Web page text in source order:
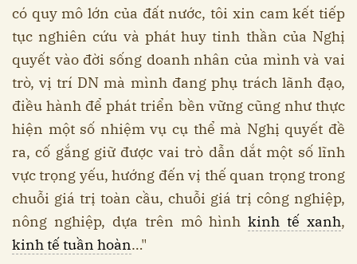
có quy mô lớn của đất nước, tôi xin cam kết tiếp
tục nghiên cứu và phát huy tinh thần của Nghị
quyết vào đời sống doanh nhân của mình và vai
trò, vị trí DN mà mình đang phụ trách lãnh đạo,
điều hành để phát triển bền vững cũng như thực
hiện một số nhiệm vụ cụ thể mà Nghị quyết đề
ra, cố gắng giữ được vai trò dẫn dắt một số lĩnh
vực trọng yếu, hướng đến vị thế quan trọng trong
chuỗi giá trị toàn cầu, chuỗi giá trị công nghiệp,
nông nghiệp, dựa trên mô hìnhkinh tế xanh,
kinh tế tuần hoàn…"